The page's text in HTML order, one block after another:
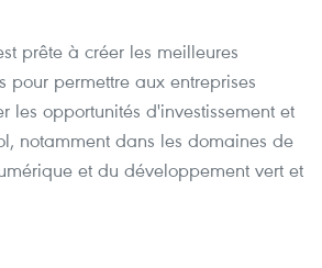
prête à créer les meilleures
pour permettre aux entreprises
les opportunités d'investissement et
notamment dans les domaines de
et du développement vert et